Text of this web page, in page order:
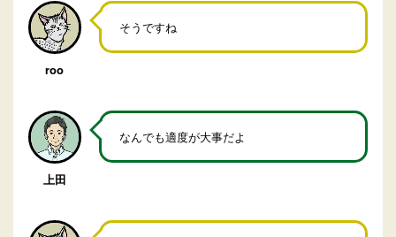
roo
そうですね
上田
なんでも適度が大事だよ